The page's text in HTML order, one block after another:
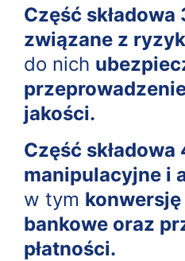
Część składowa
związane z
do nich
jakości.
Część składowa
manipulacyjne i
w tym konwersję
bankowe oraz
płatności.